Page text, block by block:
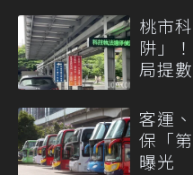
桃市
阱」
局提
客運
保「
曝光